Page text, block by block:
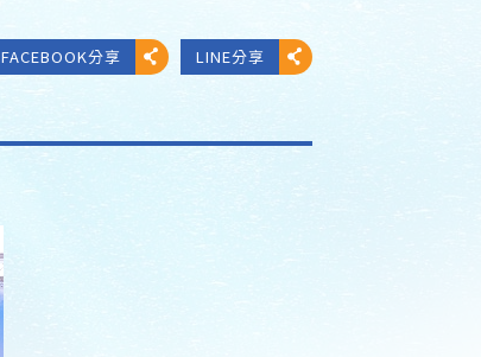
FACEBOOK分享 LINE分享